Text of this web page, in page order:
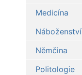
Medicína
Náboženství
Němčina
Politologie